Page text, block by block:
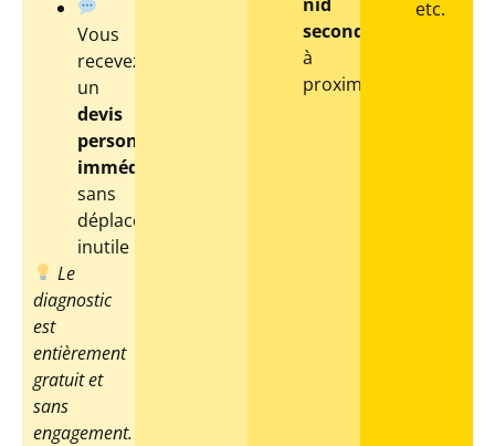
Vous
recevez
un
devis
personnalisé
immédiat
sans
déplacement
inutile
Le
diagnostic
est
entièrement
gratuit et
sans
engagement.
nid
secondaire
à
proximité
etc.